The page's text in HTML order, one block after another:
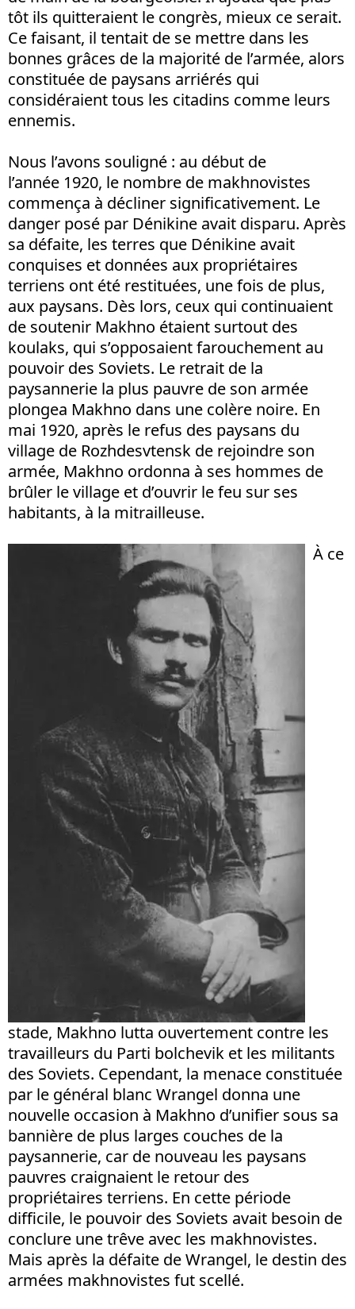
tôt ils quitteraient le congrès, mieux ce serait.
Ce faisant, il tentait de se mettre dans les
bonnes grâces de la majorité de l’armée, alors
constituée de paysans arriérés qui
considéraient tous les citadins comme leurs
ennemis.
Nous l’avons souligné : au début de
l’année 1920, le nombre de makhnovistes
commença à décliner significativement. Le
danger posé par Dénikine avait disparu. Après
sa défaite, les terres que Dénikine avait
conquises et données aux propriétaires
terriens ont été restituées, une fois de plus,
aux paysans. Dès lors, ceux qui continuaient
de soutenir Makhno étaient surtout des
koulaks, qui s’opposaient farouchement au
pouvoir des Soviets. Le retrait de la
paysannerie la plus pauvre de son armée
plongea Makhno dans une colère noire. En
mai 1920, après le refus des paysans du
village de Rozhdesvtensk de rejoindre son
armée, Makhno ordonna à ses hommes de
brûler le village et d’ouvrir le feu sur ses
habitants, à la mitrailleuse.
À ce
stade, Makhno lutta ouvertement contre les
travailleurs du Parti bolchevik et les militants
des Soviets. Cependant, la menace constituée
par le général blanc Wrangel donna une
nouvelle occasion à Makhno d’unifier sous sa
bannière de plus larges couches de la
paysannerie, car de nouveau les paysans
pauvres craignaient le retour des
propriétaires terriens. En cette période
difficile, le pouvoir des Soviets avait besoin de
conclure une trêve avec les makhnovistes.
Mais après la défaite de Wrangel, le destin des
armées makhnovistes fut scellé.